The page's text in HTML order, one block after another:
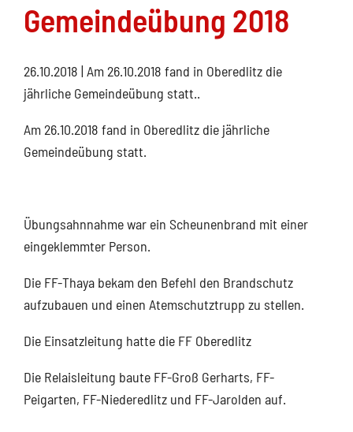
Gemeindeübung 2018
26.10.2018 | Am 26.10.2018 fand in Oberedlitz die
jährliche Gemeindeübung statt..
Am 26.10.2018 fand in Oberedlitz die jährliche
Gemeindeübung statt.
Übungsahnnahme war ein Scheunenbrand mit einer
eingeklemmter Person.
Die FF-Thaya bekam den Befehl den Brandschutz
aufzubauen und einen Atemschutztrupp zu stellen.
Die Einsatzleitung hatte die FF Oberedlitz
Die Relaisleitung baute FF-Groß Gerharts, FF-
Peigarten, FF-Niederedlitz und FF-Jarolden auf.